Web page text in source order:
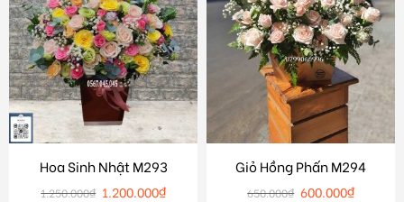
Hoa Sinh Nhật M293
1.250.000₫ 1.200.000₫
Giỏ Hồng Phấn M294
650.000₫ 600.000₫